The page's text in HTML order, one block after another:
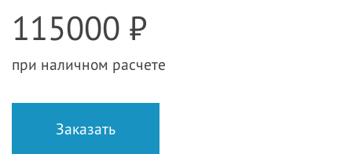
115000 ₽
при наличном расчете